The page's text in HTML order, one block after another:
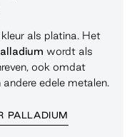
als platina. Het
wordt als
ook omdat
edele metalen.
PALLADIUM